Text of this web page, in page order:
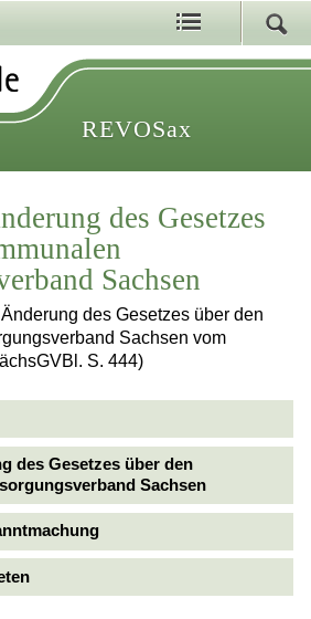
REVOSax
des Gesetzes
Sachsen
des Gesetzes über den
Sachsen vom
S. 444)
des Gesetzes über den
Sachsen